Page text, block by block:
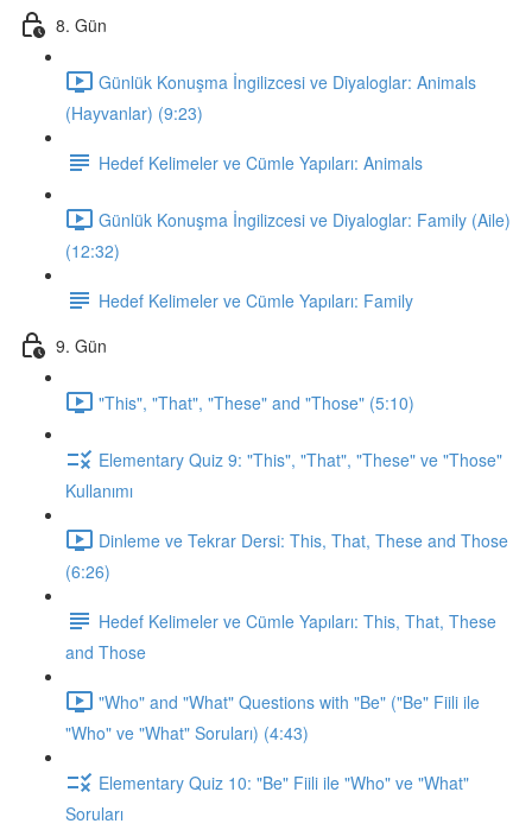
8. Gün
Günlük Konuşma İngilizcesi ve Diyaloglar: Animals
(Hayvanlar) (9:23)
Hedef Kelimeler ve Cümle Yapıları: Animals
Günlük Konuşma İngilizcesi ve Diyaloglar: Family (Aile)
(12:32)
Hedef Kelimeler ve Cümle Yapıları: Family
9. Gün
"This", "That", "These" and "Those" (5:10)
Elementary Quiz 9: "This", "That", "These" ve "Those"
Kullanımı
Dinleme ve Tekrar Dersi: This, That, These and Those
(6:26)
Hedef Kelimeler ve Cümle Yapıları: This, That, These
and Those
"Who" and "What" Questions with "Be" ("Be" Fiili ile
"Who" ve "What" Soruları) (4:43)
Elementary Quiz 10: "Be" Fiili ile "Who" ve "What"
Soruları